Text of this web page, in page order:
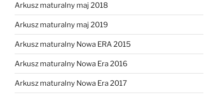
Arkusz maturalny maj 2018
Arkusz maturalny maj 2019
Arkusz maturalny Nowa ERA 2015
Arkusz maturalny Nowa Era 2016
Arkusz maturalny Nowa Era 2017